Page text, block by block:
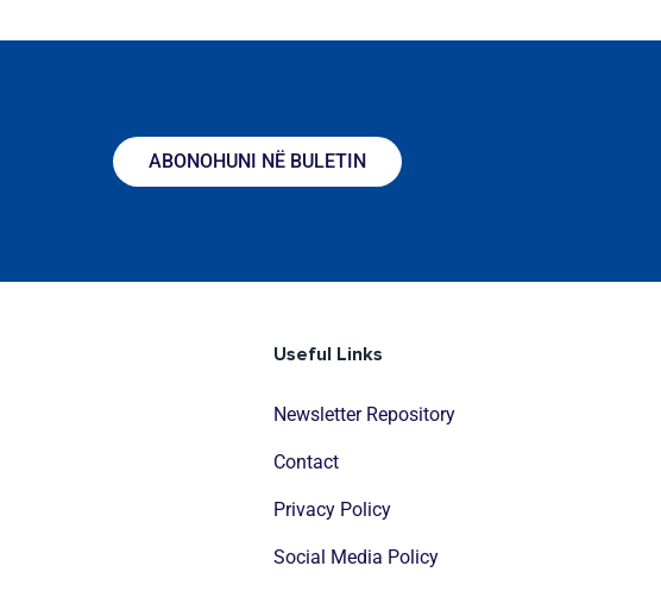
ABONOHUNI NË BULETIN
Useful Links
Newsletter Repository
Contact
Privacy Policy
Social Media Policy